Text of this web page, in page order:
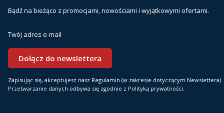
Bądź na bieżąco z promocjami, nowościami i wyjątkowymi ofertami.
Twój adres e-mail
Dołącz do newslettera
Zapisując się, akceptujesz nasz Regulamin (w zakresie dotyczącym Newslettera).
Przetwarzanie danych odbywa się zgodnie z Polityką prywatności.